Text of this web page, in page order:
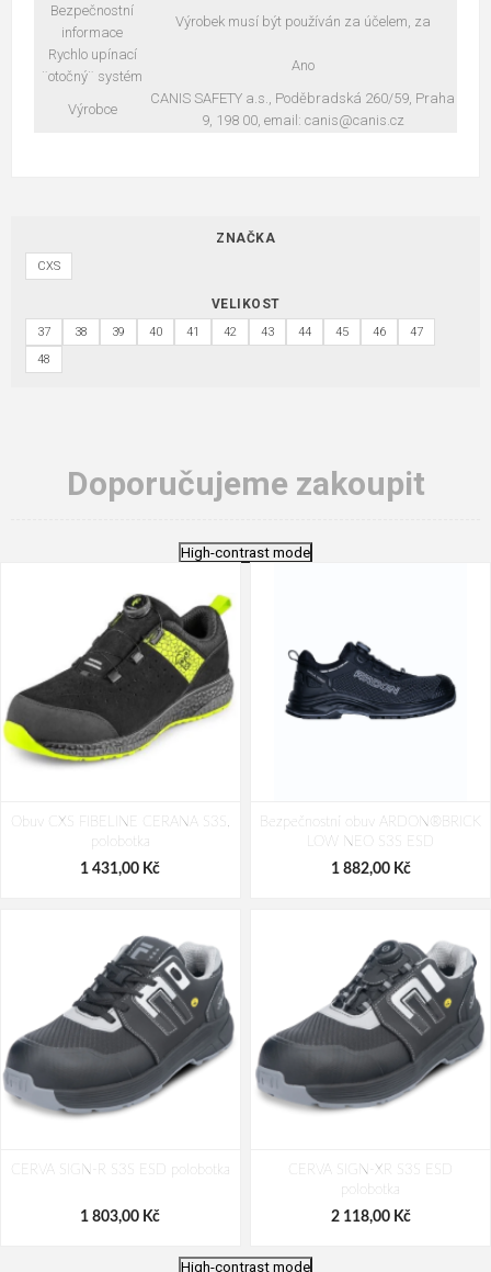
Bezpečnostní
informace
Výrobek musí být používán za účelem, za
Rychlo upínací
¨otočný¨ systém
Ano
Výrobce
CANIS SAFETY a.s., Poděbradská 260/59, Praha
9, 198 00, email: canis@canis.cz
ZNAČKA
CXS
VELIKOST
37 38 39 40 41 42 43 44 45 46
47
48
Doporučujeme zakoupit
High-contrast mode
Obuv CXS FIBELINE CERANA S3S,
polobotka
1 431,00 Kč
Bezpečnostní obuv ARDON®BRICK
LOW NEO S3S ESD
1 882,00 Kč
CERVA SIGN-R S3S ESD polobotka
1 803,00 Kč
CERVA SIGN-XR S3S ESD
polobotka
2 118,00 Kč
High-contrast mode